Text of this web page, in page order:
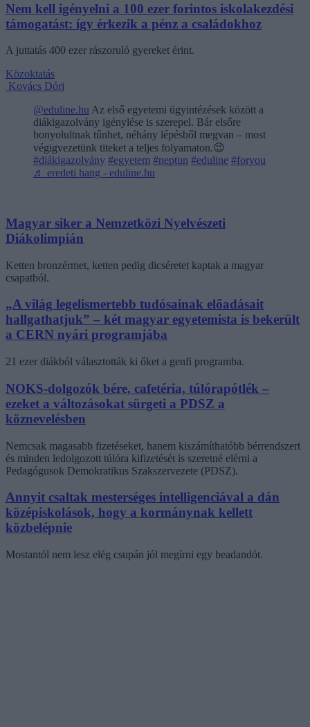
Nem kell igényelni a 100 ezer forintos iskolakezdési
támogatást: így érkezik a pénz a családokhoz
A juttatás 400 ezer rászoruló gyereket érint.
Közoktatás
Kovács Dóri
@eduline.hu Az első egyetemi ügyintézések között a
diákigazolvány igénylése is szerepel. Bár elsőre
bonyolultnak tűnhet, néhány lépésből megvan – most
végigvezetünk titeket a teljes folyamaton.😉
#diákigazolvány #egyetem #neptun #eduline #foryou
♬ eredeti hang - eduline.hu
Magyar siker a Nemzetközi Nyelvészeti
Diákolimpián
Ketten bronzérmet, ketten pedig dicséretet kaptak a magyar
csapatból.
„A világ legelismertebb tudósainak előadásait
hallgathatjuk” – két magyar egyetemista is bekerült
a CERN nyári programjába
21 ezer diákból választották ki őket a genfi programba.
NOKS-dolgozók bére, cafetéria, túlórapótlék –
ezeket a változásokat sürgeti a PDSZ a
köznevelésben
Nemcsak magasabb fizetéseket, hanem kiszámíthatóbb bérrendszert
és minden ledolgozott túlóra kifizetését is szeretné elérni a
Pedagógusok Demokratikus Szakszervezete (PDSZ).
Annyit csaltak mesterséges intelligenciával a dán
középiskolások, hogy a kormánynak kellett
közbelépnie
Mostantól nem lesz elég csupán jól megírni egy beadandót.